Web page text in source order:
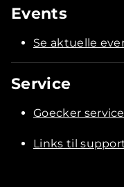
Events
Se aktuelle
Service
Goecker service
Links til